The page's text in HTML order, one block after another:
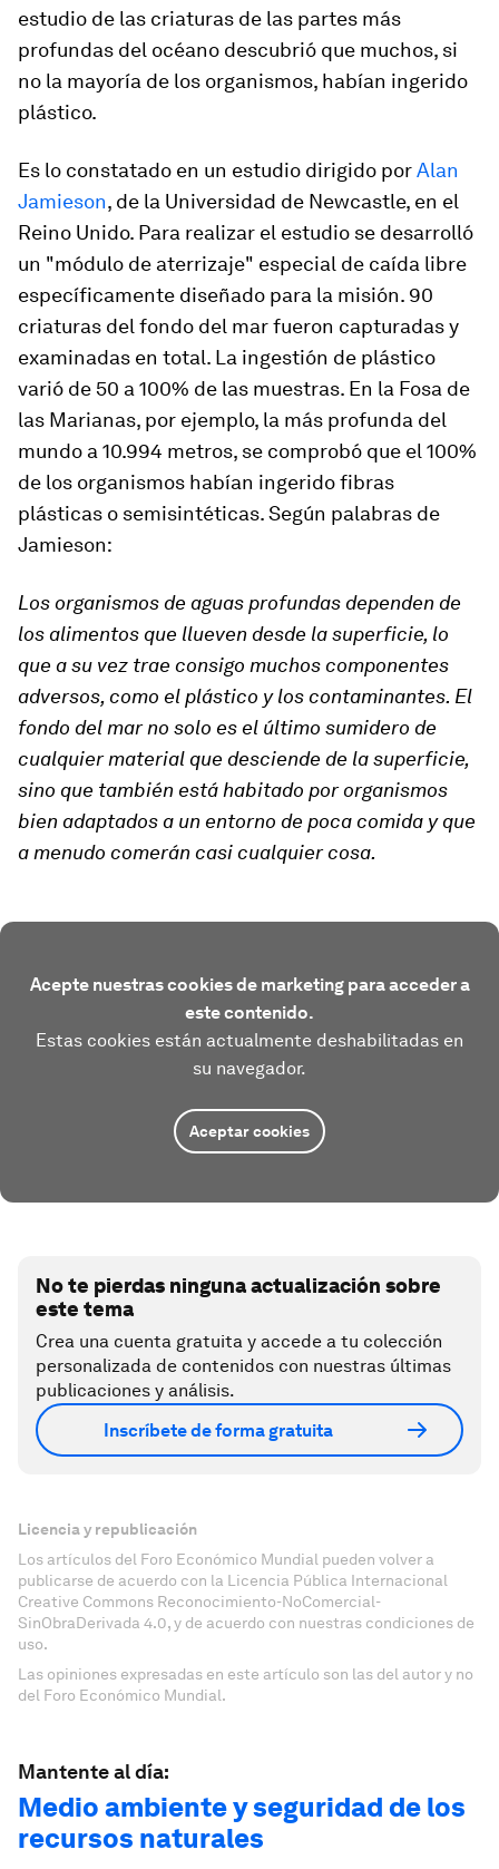
estudio de las criaturas de las partes más
profundas del océano descubrió que muchos, si
no la mayoría de los organismos, habían ingerido
plástico.
Es lo constatado en un estudio dirigido porAlan
Jamieson, de la Universidad de Newcastle, en el
Reino Unido. Para realizar el estudio se desarrolló
un "módulo de aterrizaje" especial de caída libre
específicamente diseñado para la misión. 90
criaturas del fondo del mar fueron capturadas y
examinadas en total. La ingestión de plástico
varió de 50 a 100% de las muestras. En la Fosa de
las Marianas, por ejemplo, la más profunda del
mundo a 10.994 metros, se comprobó que el 100%
de los organismos habían ingerido fibras
plásticas o semisintéticas. Según palabras de
Jamieson:
Los organismos de aguas profundas dependen de
los alimentos que llueven desde la superficie, lo
que a su vez trae consigo muchos componentes
adversos, como el plástico y los contaminantes. El
fondo del mar no solo es el último sumidero de
cualquier material que desciende de la superficie,
sino que también está habitado por organismos
bien adaptados a un entorno de poca comida y que
a menudo comerán casi cualquier cosa.
Acepte nuestras cookies de marketing para acceder a
este contenido.
Estas cookies están actualmente deshabilitadas en
su navegador.
Aceptar cookies
No te pierdas ninguna actualización sobre
este tema
Crea una cuenta gratuita y accede a tu colección
personalizada de contenidos con nuestras últimas
publicaciones y análisis.
Inscríbete de forma gratuita
Licencia y republicación
Los artículos del Foro Económico Mundial pueden volver a
publicarse de acuerdo con la Licencia Pública Internacional
Creative Commons Reconocimiento-NoComercial-
SinObraDerivada 4.0, y de acuerdo con nuestras condiciones de
uso.
Las opiniones expresadas en este artículo son las del autor y no
del Foro Económico Mundial.
Mantente al día:
Medio ambiente y seguridad de los
recursos naturales